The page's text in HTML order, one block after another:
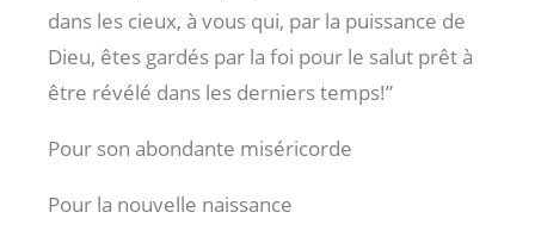
dans les cieux, à vous qui, par la puissance de
Dieu, êtes gardés par la foi pour le salut prêt à
être révélé dans les derniers temps!”
Pour son abondante miséricorde
Pour la nouvelle naissance